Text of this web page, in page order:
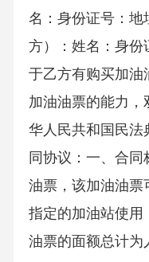
名：身份证号：地
方）：姓名：身份
于乙方有购买加油
加油油票的能力，
华人民共和国民法
同协议：一、合
油票，该加油油
指定的加油站使用
油票的面额总计